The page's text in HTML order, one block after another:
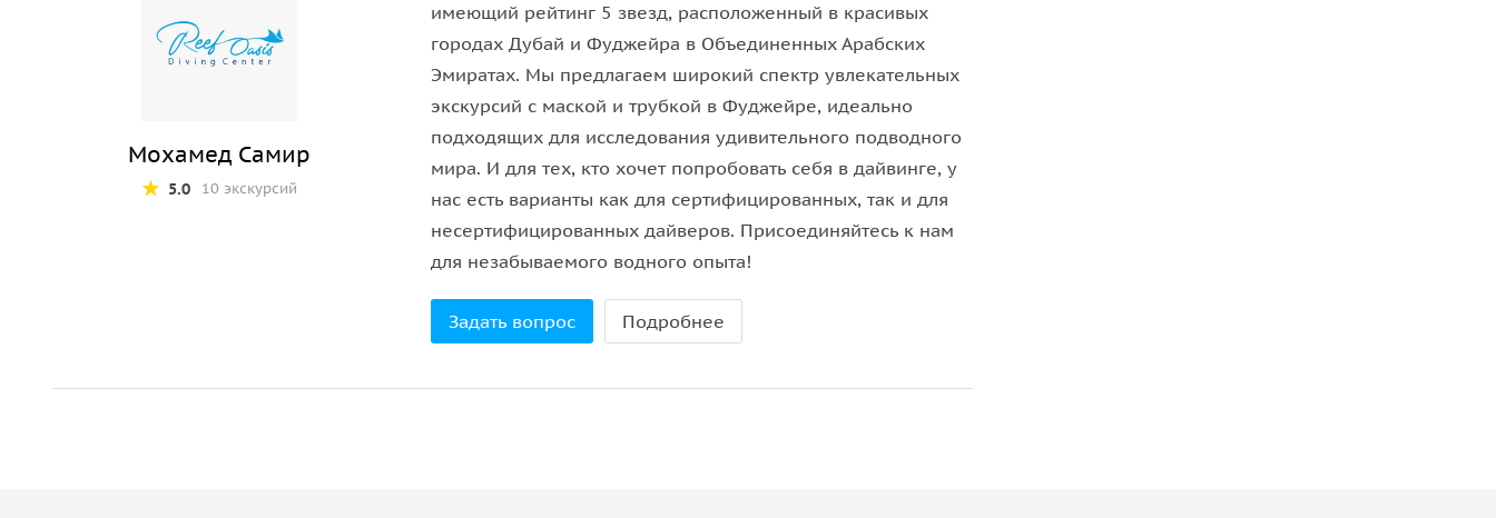
Как только мы прибудем на место для снорклинга, все что вам нужно сделать, это надеть свое
снаряжение и погрузиться прямо в воду. Затем вы отправитесь исследовать невероятный подводный
мир, глядя вниз с поверхности на красоту внизу, встречая множество морских обитателей и, если
вам повезет, черепах, скатов и акул! На нашей лодке есть большое количество воды и напитков,
которые помогут вам избежать обезвоживания во время вашего приключения. Лодка рассчитана
максимум на 12 человек.
Опытный гид выберет лучшее место для снорклинга в зависимости от погодных и морских условий.
За одну поездку можно посетить не более двух мест для снорклинга. На обратном пути сделаем 2
остановки; во-первых, вы увидите знаменитый водопад Хорфаккан, а затем сможете полюбоваться
видом на амфитеатр Хорфаккан. Вы покинете Фуджейру до заката солнца.
Мохамед Самир
5.0 10 экскурсий
имеющий рейтинг 5 звезд, расположенный в красивых
городах Дубай и Фуджейра в Объединенных Арабских
Эмиратах. Мы предлагаем широкий спектр увлекательных
экскурсий с маской и трубкой в Фуджейре, идеально
подходящих для исследования удивительного подводного
мира. И для тех, кто хочет попробовать себя в дайвинге, у
нас есть варианты как для сертифицированных, так и для
несертифицированных дайверов. Присоединяйтесь к нам
для незабываемого водного опыта!
Задать вопрос Подробнее